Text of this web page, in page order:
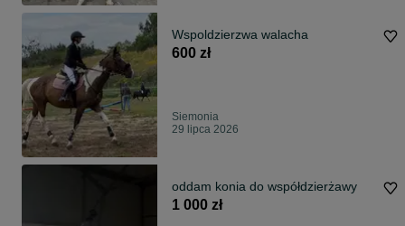
Wspoldzierzwa walacha
600 zł
Siemonia
29 lipca 2026
oddam konia do współdzierżawy
1 000 zł